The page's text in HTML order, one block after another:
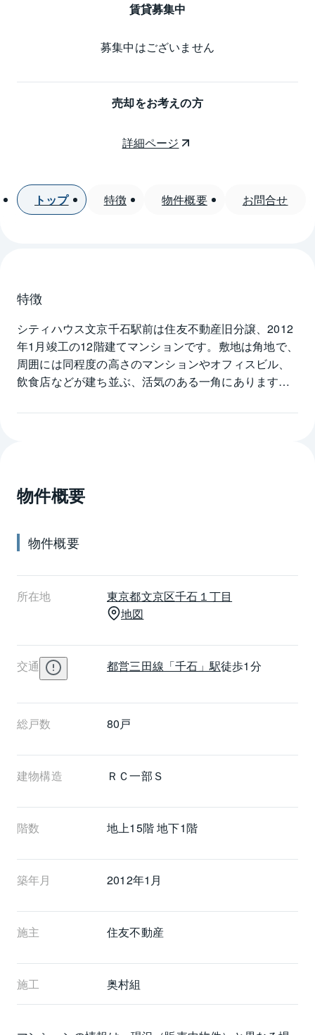
賃貸募集中
募集中はございません
売却をお考えの方
詳細ページ
トップ 特徴 物件概要 お問合せ
特徴
シティハウス文京千石駅前は住友不動産旧分譲、2012
年1月竣工の12階建てマンションです。敷地は角地で、
周囲には同程度の高さのマンションやオフィスビル、
飲食店などが建ち並ぶ、活気のある一角にあります。
でき、週末の散策を楽しめそう。徒歩5分圏内に公立小
向きで通風と採光を確保、屋内アクセス可能なごみ置
き場など、快適な居住空間を実現しています。床暖
モニター付きインターホンとオートロックが住まいの
寄り駅は都営三田線の千石駅で駅から徒歩1分、通勤通
学に便利で深夜の帰宅も安心な好立地です。
物件概要
物件概要
所在地 東京都文京区千石１丁目
地図
交通 都営三田線 「千石」駅徒歩1分
総戸数 80戸
建物構造 ＲＣ一部Ｓ
階数 地上15階 地下1階
築年月 2012年1月
施主 住友不動産
施工 奥村組